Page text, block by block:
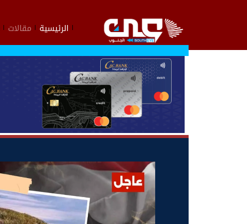
الرئيسية مقالات